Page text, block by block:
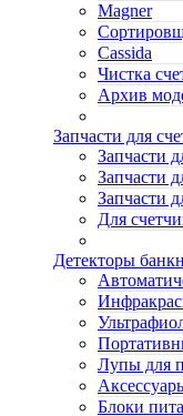
Magner
Cassida
Чистка
Архив
Запчасти для
Запчасти
Запчасти
Запчасти
Для
Детекторы
Лупы для
Блоки